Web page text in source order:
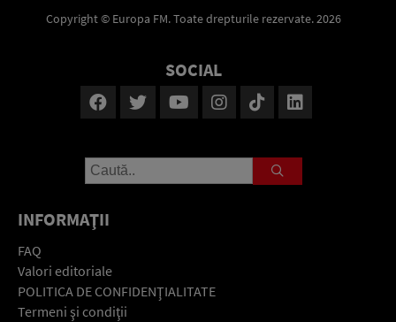
Copyright © Europa FM. Toate drepturile rezervate. 2026
SOCIAL
INFORMAŢII
FAQ
Valori editoriale
POLITICA DE CONFIDENŢIALITATE
Termeni şi condiţii